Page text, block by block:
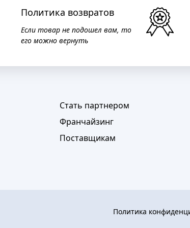
Политика возвратов
Если товар не подошел вам, то
его можно вернуть
Стать партнером
Франчайзинг
Поставщикам
Политика